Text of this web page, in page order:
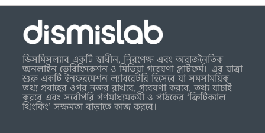
ডিসমিসল্যাব একটি স্বাধীন, নিরপেক্ষ এবং অরাজনৈতিক
অনলাইন ভেরিফিকেশন ও মিডিয়া গবেষণা প্লাটফর্ম। এর যাত্রা
শুরু একটি ইনফরমেশন ল্যাবরেটরি হিসেবে যা সমসাময়িক
তথ্য প্রবাহের ওপর নজর রাখবে, গবেষণা করবে, তথ্য যাচাই
করবে এবং সর্বোপরি গণমাধ্যমকর্মী ও পাঠকের ‘ক্রিটিক্যাল
থিংকিং’ সক্ষমতা বাড়াতে কাজ করবে।